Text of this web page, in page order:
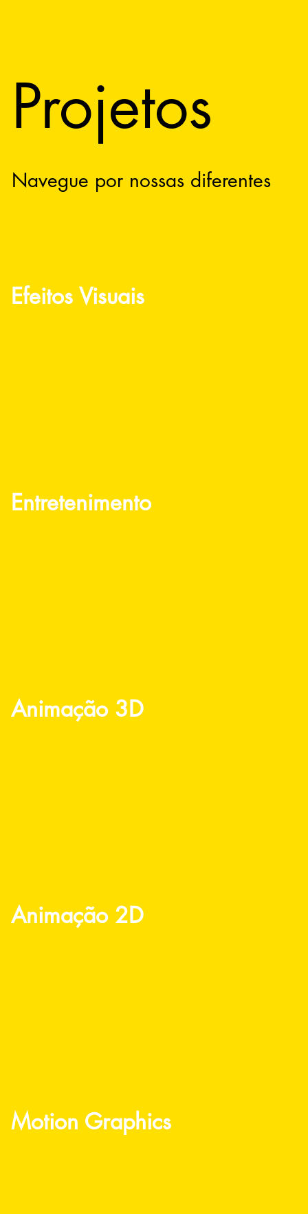
Projetos
Navegue por nossas diferentes
Efeitos Visuais
Entretenimento
Animação 3D
Animação 2D
Motion Graphics